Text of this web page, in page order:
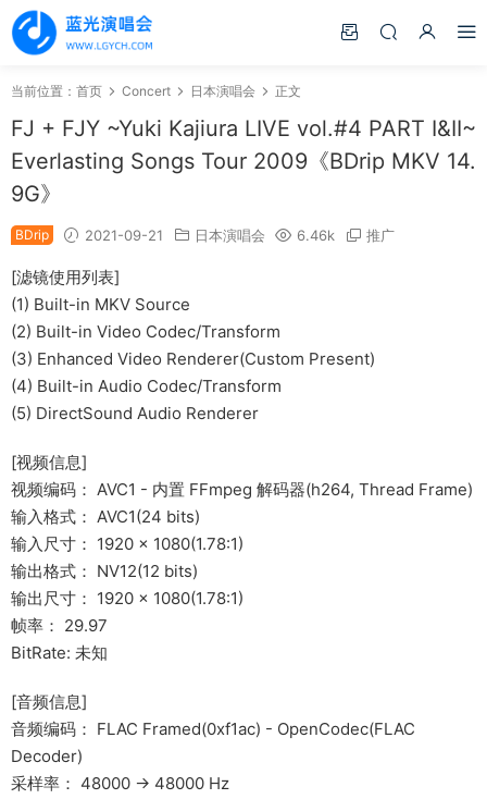
当前位置： 首页 Concert 日本演唱会 正文
FJ + FJY ~Yuki Kajiura LIVE vol.#4 PART I&II~
Everlasting Songs Tour 2009《BDrip MKV 14.
9G》
BDrip 2021-09-21 日本演唱会 6.46k 推广
[滤镜使用列表]
(1) Built-in MKV Source
(2) Built-in Video Codec/Transform
(3) Enhanced Video Renderer(Custom Present)
(4) Built-in Audio Codec/Transform
(5) DirectSound Audio Renderer
[视频信息]
视频编码： AVC1 - 内置 FFmpeg 解码器(h264, Thread Frame)
输入格式： AVC1(24 bits)
输入尺寸： 1920 × 1080(1.78:1)
输出格式： NV12(12 bits)
输出尺寸： 1920 × 1080(1.78:1)
帧率： 29.97
BitRate: 未知
[音频信息]
音频编码： FLAC Framed(0xf1ac) - OpenCodec(FLAC
Decoder)
采样率： 48000 -> 48000 Hz